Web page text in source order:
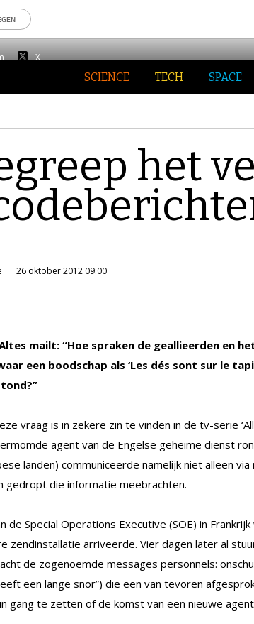
X
SCIENCE TECH SPACE
het
26 oktober 2012 09:00
mailt: “Hoe spraken de geallieerden en
een boodschap als ‘Les dés sont sur le
vraag is in zekere zin te vinden in de tv-serie
agent van de Engelse geheime dienst
landen) communiceerde namelijk niet alleen via
gedropt die informatie meebrachten.
de Special Operations Executive (SOE) in
zendinstallatie arriveerde. Vier dagen later al
de zogenoemde messages personnels:
een lange snor”) die een van tevoren
gang te zetten of de komst van een nieuwe